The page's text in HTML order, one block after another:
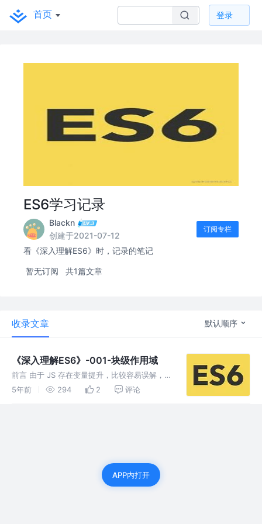
首页 登录
ES6学习记录
Blackn
创建于2021-07-12
订阅专栏
看《深入理解ES6》时，记录的笔记
暂无订阅 共1篇文章
收录文章 默认顺序
《深入理解ES6》-001-块级作用域
前言 由于 JS 存在变量提升，比较容易误解，在
ES6 中引入了块级作用域 变量提升 先看下什么
5年前 294 2 评论
APP内打开